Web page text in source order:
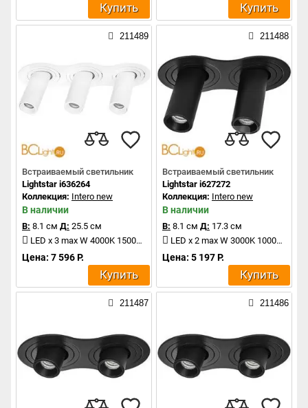
Купить Купить
211489
Встраиваемый светильник
Lightstar i636264
Коллекция: Intero new
В наличии
В: 8.1 см Д: 25.5 см
LED x 3 max W 4000K 1500Lm
Цена: 7 596 Р.
Купить
211488
Встраиваемый светильник
Lightstar i627272
Коллекция: Intero new
В наличии
В: 8.1 см Д: 17.3 см
LED x 2 max W 3000K 1000Lm
Цена: 5 197 Р.
Купить
211487 211486